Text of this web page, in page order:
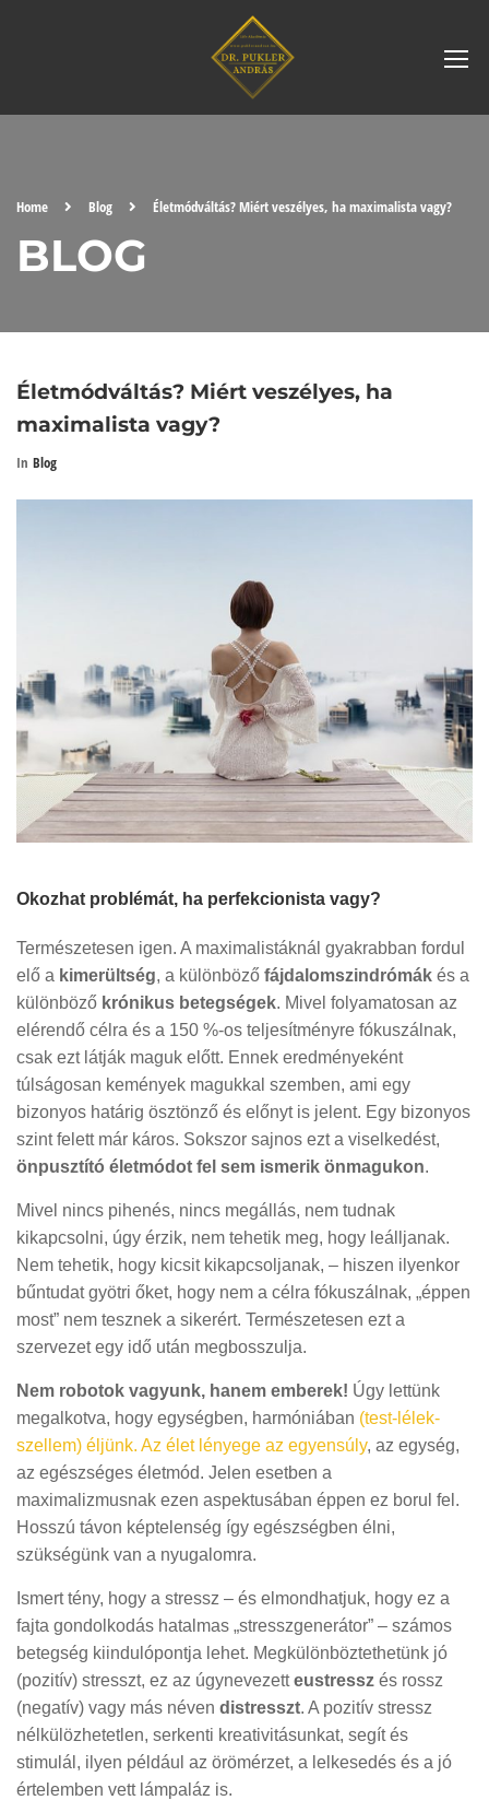
Home Blog Életmódváltás? Miért veszélyes, ha maximalista vagy?
BLOG
Életmódváltás? Miért veszélyes, ha
maximalista vagy?
In Blog
Okozhat problémát, ha perfekcionista vagy?
Természetesen igen. A maximalistáknál gyakrabban fordul
elő a kimerültség, a különböző fájdalomszindrómák és a
különböző krónikus betegségek. Mivel folyamatosan az
elérendő célra és a 150 %-os teljesítményre fókuszálnak,
csak ezt látják maguk előtt. Ennek eredményeként
túlságosan kemények magukkal szemben, ami egy
bizonyos határig ösztönző és előnyt is jelent. Egy bizonyos
szint felett már káros. Sokszor sajnos ezt a viselkedést,
önpusztító életmódot fel sem ismerik önmagukon.
Mivel nincs pihenés, nincs megállás, nem tudnak
kikapcsolni, úgy érzik, nem tehetik meg, hogy leálljanak.
Nem tehetik, hogy kicsit kikapcsoljanak, – hiszen ilyenkor
bűntudat gyötri őket, hogy nem a célra fókuszálnak, „éppen
most” nem tesznek a sikerért. Természetesen ezt a
szervezet egy idő után megbosszulja.
Nem robotok vagyunk, hanem emberek! Úgy lettünk
megalkotva, hogy egységben, harmóniában (test-lélek-
szellem) éljünk. Az élet lényege az egyensúly, az egység,
az egészséges életmód. Jelen esetben a
maximalizmusnak ezen aspektusában éppen ez borul fel.
Hosszú távon képtelenség így egészségben élni,
szükségünk van a nyugalomra.
Ismert tény, hogy a stressz – és elmondhatjuk, hogy ez a
fajta gondolkodás hatalmas „stresszgenerátor” – számos
betegség kiindulópontja lehet. Megkülönböztethetünk jó
(pozitív) stresszt, ez az úgynevezetteustressz és rossz
(negatív) vagy más néven distresszt. A pozitív stressz
nélkülözhetetlen, serkenti kreativitásunkat, segít és
stimulál, ilyen például az örömérzet, a lelkesedés és a jó
értelemben vett lámpaláz is.